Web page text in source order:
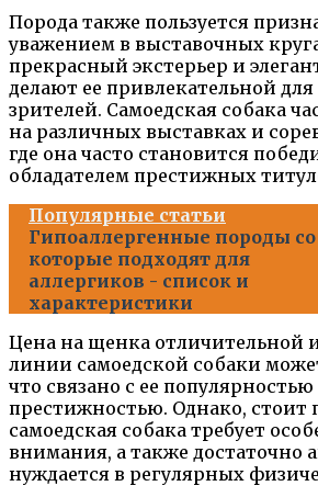
Порода также пользуется
уважением в выставочных
прекрасный экстерьер и
делают ее привлекательной для
зрителей. Самоедская собака
на различных выставках и
где она часто становится
обладателем престижных
Популярные статьи
Гипоаллергенные породы
которые подходят для
аллергиков - список и
характеристики
Цена на щенка отличительной
линии самоедской собаки
что связано с ее популярностью
престижностью. Однако, стоит
самоедская собака требует
внимания, а также достаточно
нуждается в регулярных